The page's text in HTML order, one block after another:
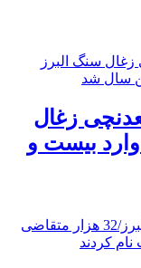
شدن ۲۰ معدنچی زغال
بیست و